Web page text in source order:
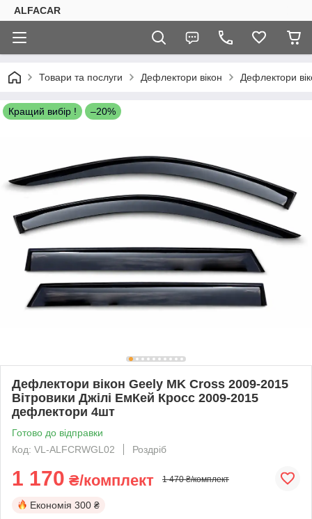
ALFACAR
Товари та послуги Дефлектори вікон Дефлектори
Кращий вибір ! –20%
Дефлектори вікон Geely MK Cross 2009-2015
Вітровики Джілі ЕмКей Кросс 2009-2015
дефлектори 4шт
Готово до відправки
Код: VL-ALFCRWGL02
Роздріб
1 170 ₴/комплект 1 470 ₴/комплект
Економія 300 ₴